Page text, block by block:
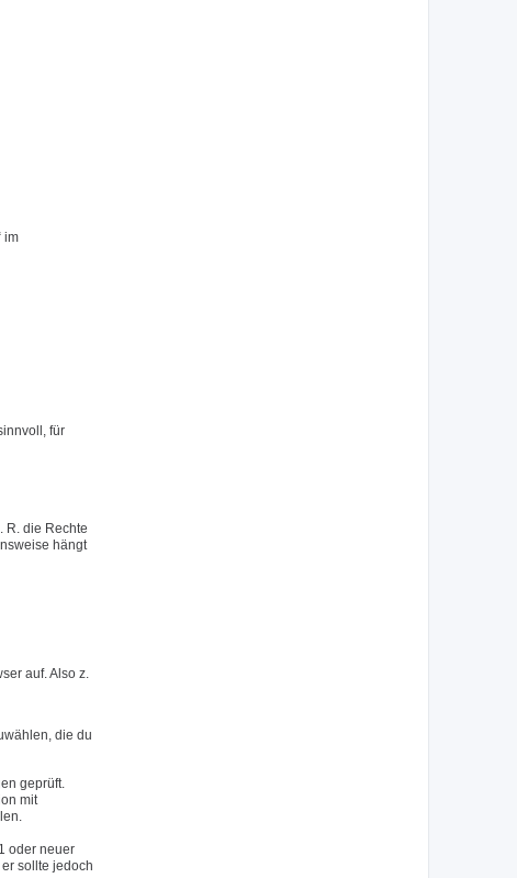
im
für
R. die Rechte
hängt
auf. Also z.
die du
geprüft.
mit
oder neuer
sollte jedoch